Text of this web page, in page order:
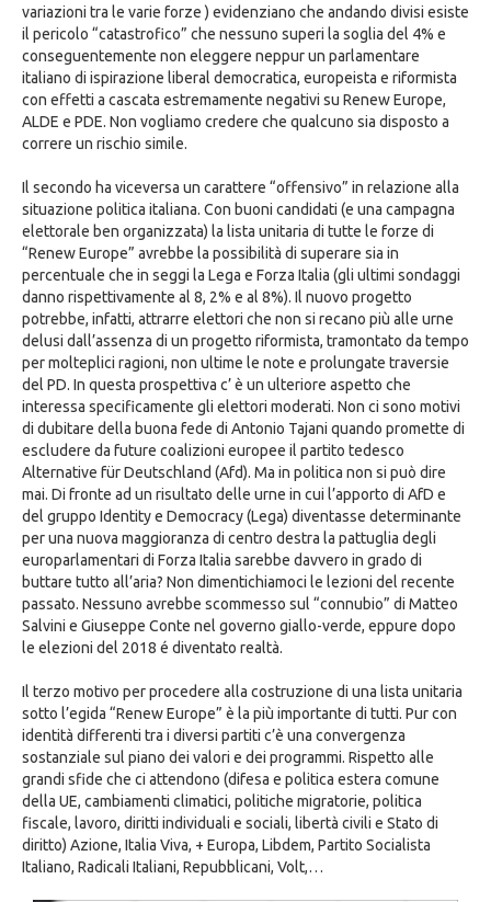
variazioni tra le varie forze ) evidenziano che andando divisi esiste
il pericolo “catastrofico” che nessuno superi la soglia del 4% e
conseguentemente non eleggere neppur un parlamentare
italiano di ispirazione liberal democratica, europeista e riformista
con effetti a cascata estremamente negativi su Renew Europe,
ALDE e PDE. Non vogliamo credere che qualcuno sia disposto a
correre un rischio simile.
Il secondo ha viceversa un carattere “offensivo” in relazione alla
situazione politica italiana. Con buoni candidati (e una campagna
elettorale ben organizzata) la lista unitaria di tutte le forze di
“Renew Europe” avrebbe la possibilità di superare sia in
percentuale che in seggi la Lega e Forza Italia (gli ultimi sondaggi
danno rispettivamente al 8, 2% e al 8%). Il nuovo progetto
potrebbe, infatti, attrarre elettori che non si recano più alle urne
delusi dall’assenza di un progetto riformista, tramontato da tempo
per molteplici ragioni, non ultime le note e prolungate traversie
del PD. In questa prospettiva c’ è un ulteriore aspetto che
interessa specificamente gli elettori moderati. Non ci sono motivi
di dubitare della buona fede di Antonio Tajani quando promette di
escludere da future coalizioni europee il partito tedesco
Alternative für Deutschland (Afd). Ma in politica non si può dire
mai. Di fronte ad un risultato delle urne in cui l’apporto di AfD e
del gruppo Identity e Democracy (Lega) diventasse determinante
per una nuova maggioranza di centro destra la pattuglia degli
europarlamentari di Forza Italia sarebbe davvero in grado di
buttare tutto all’aria? Non dimentichiamoci le lezioni del recente
passato. Nessuno avrebbe scommesso sul “connubio” di Matteo
Salvini e Giuseppe Conte nel governo giallo-verde, eppure dopo
le elezioni del 2018 é diventato realtà.
Il terzo motivo per procedere alla costruzione di una lista unitaria
sotto l’egida “Renew Europe” è la più importante di tutti. Pur con
identità differenti tra i diversi partiti c’è una convergenza
sostanziale sul piano dei valori e dei programmi. Rispetto alle
grandi sfide che ci attendono (difesa e politica estera comune
della UE, cambiamenti climatici, politiche migratorie, politica
fiscale, lavoro, diritti individuali e sociali, libertà civili e Stato di
diritto) Azione, Italia Viva, + Europa, Libdem, Partito Socialista
Italiano, Radicali Italiani, Repubblicani, Volt,…